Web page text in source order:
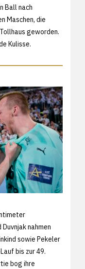
Ball nach
Maschen, die
geworden.
Kulisse.
nahmen
sowie Pekeler
bis zur 49.
bog ihre